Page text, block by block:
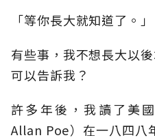
「等你長大就知道了。」
有些事，我不想長大以
可以告訴我？
許多年後，我讀了美
Allan Poe）在一八四八